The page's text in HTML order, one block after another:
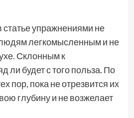
упражнениями не
легкомысленным и не
Склонным к
ли будет с того польза. По
пор, пока не отрезвится их
глубину и не возжелает